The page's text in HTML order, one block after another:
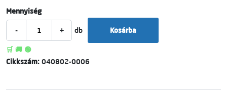
Mennyiség
- + db Kosárba
🛒 🚚 🟢
Cikkszám: 040802-0006